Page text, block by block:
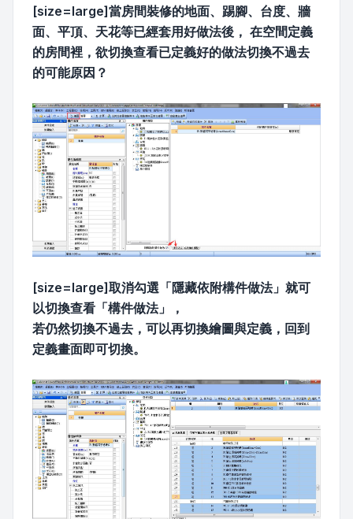
[size=large]當房間裝修的地面、踢腳、台度、牆
面、平頂、天花等已經套用好做法後， 在空間定義
的房間裡，欲切換查看已定義好的做法切換不過去
的可能原因？
[size=large]取消勾選「隱藏依附構件做法」就可
以切換查看「構件做法」，
若仍然切換不過去，可以再切換繪圖與定義，回到
定義畫面即可切換。